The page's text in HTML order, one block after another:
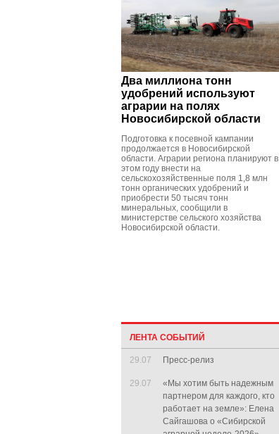
Два миллиона тонн
удобрений используют
аграрии на полях
Новосибирской области
Подготовка к посевной кампании
продолжается в Новосибирской
области. Аграрии региона планируют в
этом году внести на
сельскохозяйственные поля 1,8 млн
тонн органических удобрений и
приобрести 50 тысяч тонн
минеральных, сообщили в
министерстве сельского хозяйства
Новосибирской области.
ЛЕНТА СОБЫТИЙ
29.07 Пресс-релиз
29.07
«Мы хотим быть надежным
партнером для каждого, кто
работает на земле»: Елена
Сайгашова о «Сибирской